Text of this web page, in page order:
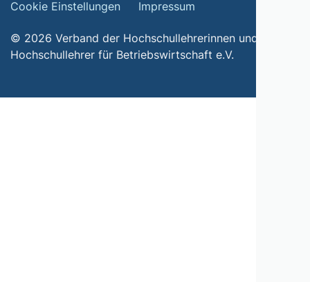
Cookie Einstellungen Impressum
© 2026 Verband der Hochschullehrerinnen und
Hochschullehrer für Betriebswirtschaft e.V.